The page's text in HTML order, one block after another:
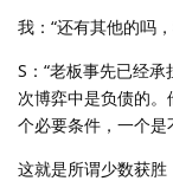
我：“还有其他的吗
S：“老板事先已经
次博弈中是负债的
个必要条件，一个是
这就是所谓少数获